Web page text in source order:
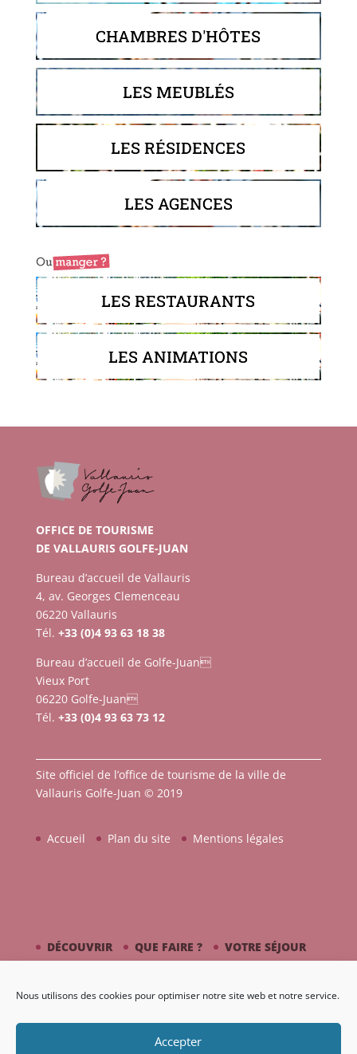
Nous utilisons des cookies pour optimiser notre site web et notre service.
Accepter
CHAMBRES D'HÔTES
LES MEUBLÉS
LES RÉSIDENCES
LES AGENCES
LES RESTAURANTS
LES ANIMATIONS
OFFICE DE TOURISME
DE VALLAURIS GOLFE-JUAN
Bureau d’accueil de Vallauris
4, av. Georges Clemenceau
06220 Vallauris
Tél. +33 (0)4 93 63 18 38
Bureau d’accueil de Golfe-Juan
Vieux Port
06220 Golfe-Juan
Tél. +33 (0)4 93 63 73 12
Site officiel de l’office de tourisme de la ville de
Vallauris Golfe-Juan © 2019
Accueil Plan du site Mentions légales
DÉCOUVRIR QUE FAIRE ?
VOTRE SÉJOUR
AGENDA GALERIE